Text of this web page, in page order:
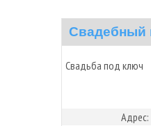
Свадебный
Свадьба под ключ
Адрес: